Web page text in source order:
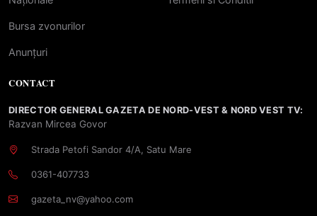
Bursa zvonurilor
Anunțuri
CONTACT
DIRECTOR GENERAL GAZETA DE NORD-VEST & NORD VEST TV:
Razvan Mircea Govor
Strada Petofi Sandor 4/A, Satu Mare
0361-407733
gazeta_nv@yahoo.com